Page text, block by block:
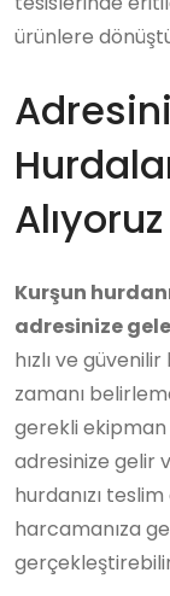
ürünlere
Alıyoruz
Kurşun
adresinize
hızlı ve
zamanı
gerekli ekipman
adresinize gelir
hurdanızı
harcamanıza